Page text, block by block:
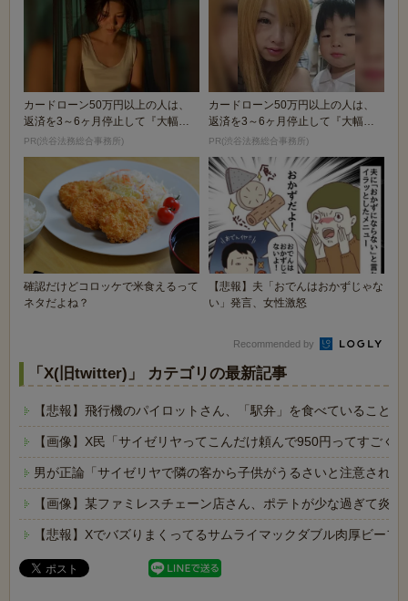
カードローン50万円以上の人は、
返済を3～6ヶ月停止して『大幅に
減額してから返済...
PR(渋谷法務総合事務所)
カードローン50万円以上の人は、
返済を3～6ヶ月停止して『大幅に
減額してから返済...
PR(渋谷法務総合事務所)
確認だけどコロッケで米食えるって
ネタだよね？
【悲報】夫「おでんはおかずじゃな
い」発言、女性激怒
Recommended by
「X(旧twitter)」 カテゴリの最新記事
【悲報】飛行機のパイロットさん、「駅弁」を食べていること
【画像】X民「サイゼリヤってこんだけ頼んで950円ってすごく
男が正論「サイゼリヤで隣の客から子供がうるさいと注意され
【画像】某ファミレスチェーン店さん、ポテトが少な過ぎて炎上
【悲報】Xでバズりまくってるサムライマックダブル肉厚ビー